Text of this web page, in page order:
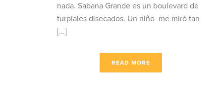
nada. Sabana Grande es un boulevard de
turpiales disecados. Un niño me miró tan
[...]
READ MORE